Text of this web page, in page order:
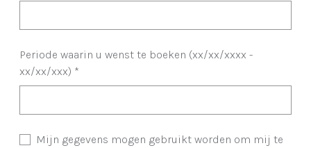
Periode waarin u wenst te boeken (xx/xx/xxxx -
xx/xx/xxx) *
Mijn gegevens mogen gebruikt worden om mij te